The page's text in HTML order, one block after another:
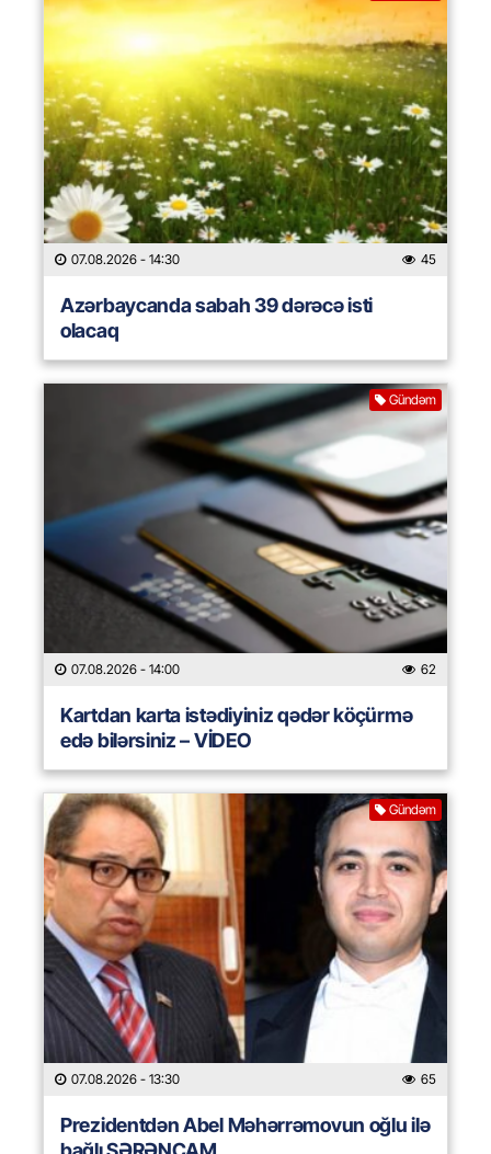
07.08.2026 - 14:30 45
Azərbaycanda sabah 39 dərəcə isti
olacaq
Gündəm
07.08.2026 - 14:00 62
Kartdan karta istədiyiniz qədər köçürmə
edə bilərsiniz – VİDEO
Gündəm
07.08.2026 - 13:30 65
Prezidentdən Abel Məhərrəmovun oğlu ilə